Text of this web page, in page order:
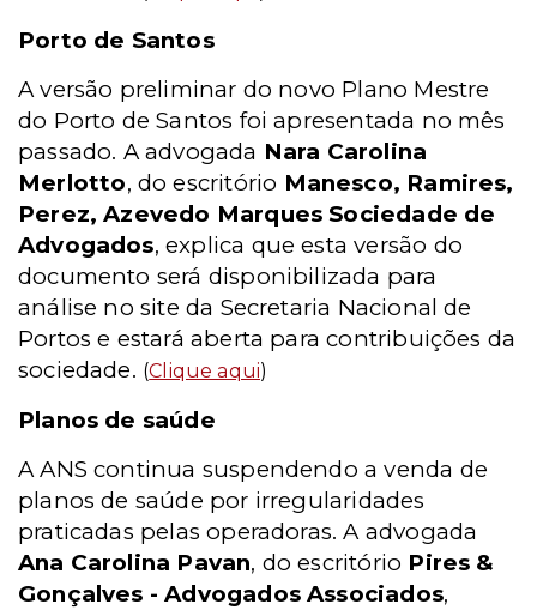
Porto de Santos
A versão preliminar do novo Plano Mestre
do Porto de Santos foi apresentada no mês
passado. A advogada Nara Carolina
Merlotto, do escritório Manesco, Ramires,
Perez, Azevedo Marques Sociedade de
Advogados, explica que esta versão do
documento será disponibilizada para
análise no site da Secretaria Nacional de
Portos e estará aberta para contribuições da
sociedade. (Clique aqui)
Planos de saúde
A ANS continua suspendendo a venda de
planos de saúde por irregularidades
praticadas pelas operadoras. A advogada
Ana Carolina Pavan, do escritório Pires &
Gonçalves - Advogados Associados,